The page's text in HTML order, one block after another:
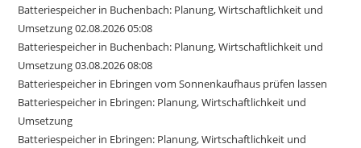
Batteriespeicher in Buchenbach: Planung, Wirtschaftlichkeit und
Umsetzung 02.08.2026 05:08
Batteriespeicher in Buchenbach: Planung, Wirtschaftlichkeit und
Umsetzung 03.08.2026 08:08
Batteriespeicher in Ebringen vom Sonnenkaufhaus prüfen lassen
Batteriespeicher in Ebringen: Planung, Wirtschaftlichkeit und
Umsetzung
Batteriespeicher in Ebringen: Planung, Wirtschaftlichkeit und